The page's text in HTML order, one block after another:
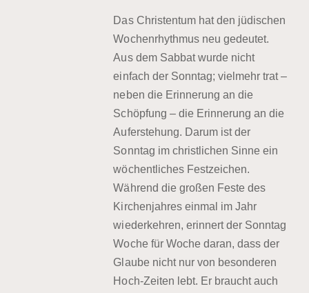
Das Christentum hat den jüdischen
Wochenrhythmus neu gedeutet.
Aus dem Sabbat wurde nicht
einfach der Sonntag; vielmehr trat –
neben die Erinnerung an die
Schöpfung – die Erinnerung an die
Auferstehung. Darum ist der
Sonntag im christlichen Sinne ein
wöchentliches Festzeichen.
Während die großen Feste des
Kirchenjahres einmal im Jahr
wiederkehren, erinnert der Sonntag
Woche für Woche daran, dass der
Glaube nicht nur von besonderen
Hoch-Zeiten lebt. Er braucht auch